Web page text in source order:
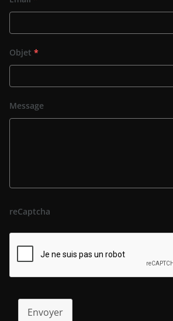
Objet *
Message
reCaptcha
Envoyer